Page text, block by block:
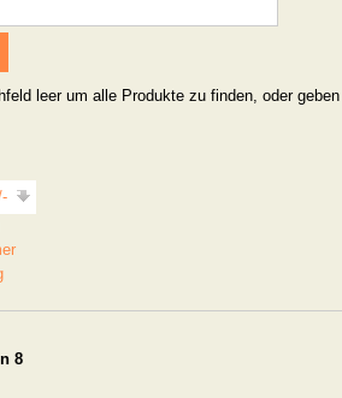
leer um alle Produkte zu finden, oder
8